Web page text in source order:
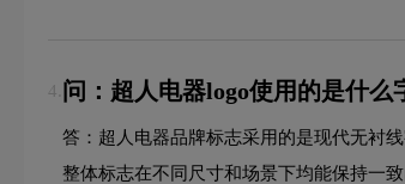
4. 问：超人电器logo使用的是什么
答：超人电器品牌标志采用的是现代无衬
整体标志在不同尺寸和场景下均能保持一致